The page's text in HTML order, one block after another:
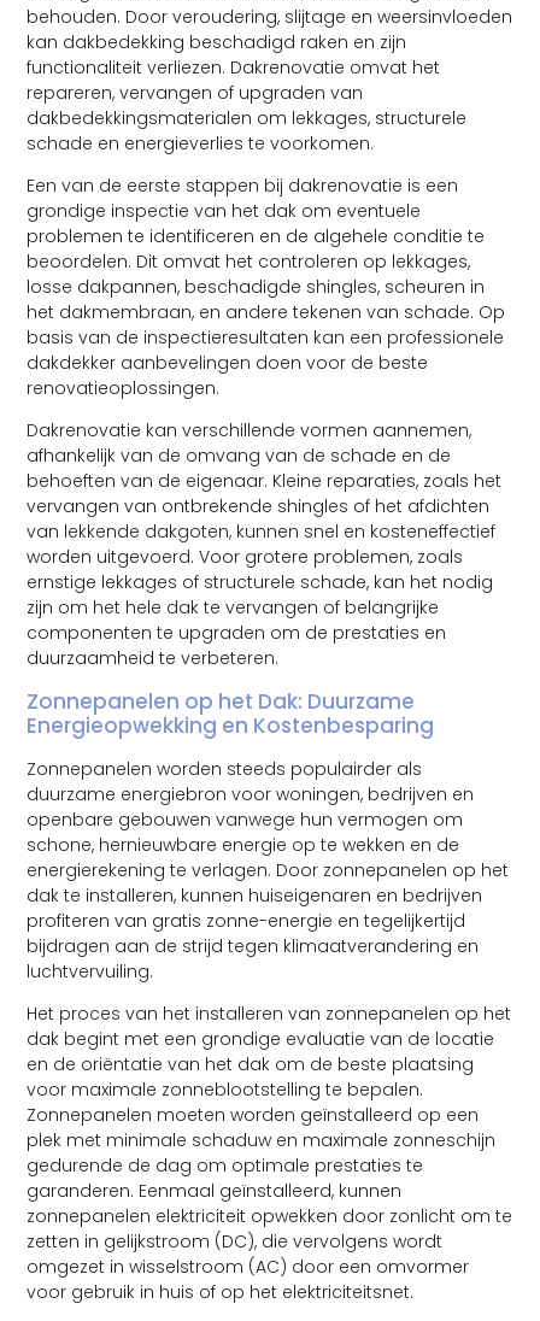
behouden. Door veroudering, slijtage en weersinvloeden
kan dakbedekking beschadigd raken en zijn
functionaliteit verliezen. Dakrenovatie omvat het
repareren, vervangen of upgraden van
dakbedekkingsmaterialen om lekkages, structurele
schade en energieverlies te voorkomen.
Een van de eerste stappen bij dakrenovatie is een
grondige inspectie van het dak om eventuele
problemen te identificeren en de algehele conditie te
beoordelen. Dit omvat het controleren op lekkages,
losse dakpannen, beschadigde shingles, scheuren in
het dakmembraan, en andere tekenen van schade. Op
basis van de inspectieresultaten kan een professionele
dakdekker aanbevelingen doen voor de beste
renovatieoplossingen.
Dakrenovatie kan verschillende vormen aannemen,
afhankelijk van de omvang van de schade en de
behoeften van de eigenaar. Kleine reparaties, zoals het
vervangen van ontbrekende shingles of het afdichten
van lekkende dakgoten, kunnen snel en kosteneffectief
worden uitgevoerd. Voor grotere problemen, zoals
ernstige lekkages of structurele schade, kan het nodig
zijn om het hele dak te vervangen of belangrijke
componenten te upgraden om de prestaties en
duurzaamheid te verbeteren.
Zonnepanelen op het Dak: Duurzame
Energieopwekking en Kostenbesparing
Zonnepanelen worden steeds populairder als
duurzame energiebron voor woningen, bedrijven en
openbare gebouwen vanwege hun vermogen om
schone, hernieuwbare energie op te wekken en de
energierekening te verlagen. Door zonnepanelen op het
dak te installeren, kunnen huiseigenaren en bedrijven
profiteren van gratis zonne-energie en tegelijkertijd
bijdragen aan de strijd tegen klimaatverandering en
luchtvervuiling.
Het proces van het installeren van zonnepanelen op het
dak begint met een grondige evaluatie van de locatie
en de oriëntatie van het dak om de beste plaatsing
voor maximale zonneblootstelling te bepalen.
Zonnepanelen moeten worden geïnstalleerd op een
plek met minimale schaduw en maximale zonneschijn
gedurende de dag om optimale prestaties te
garanderen. Eenmaal geïnstalleerd, kunnen
zonnepanelen elektriciteit opwekken door zonlicht om te
zetten in gelijkstroom (DC), die vervolgens wordt
omgezet in wisselstroom (AC) door een omvormer
voor gebruik in huis of op het elektriciteitsnet.